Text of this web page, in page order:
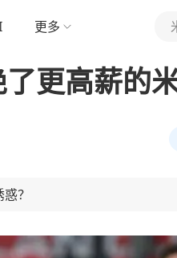
更多
更高薪的
？